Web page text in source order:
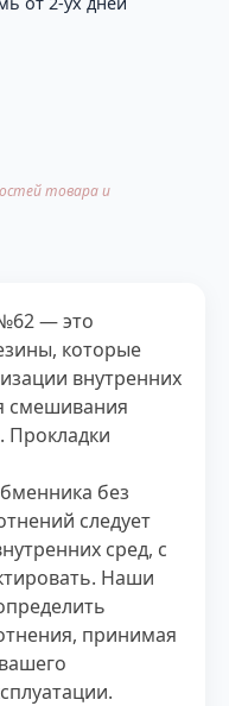
товара и
— это
которые
внутренних
смешивания
Прокладки
без
следует
сред, с
Наши
принимая